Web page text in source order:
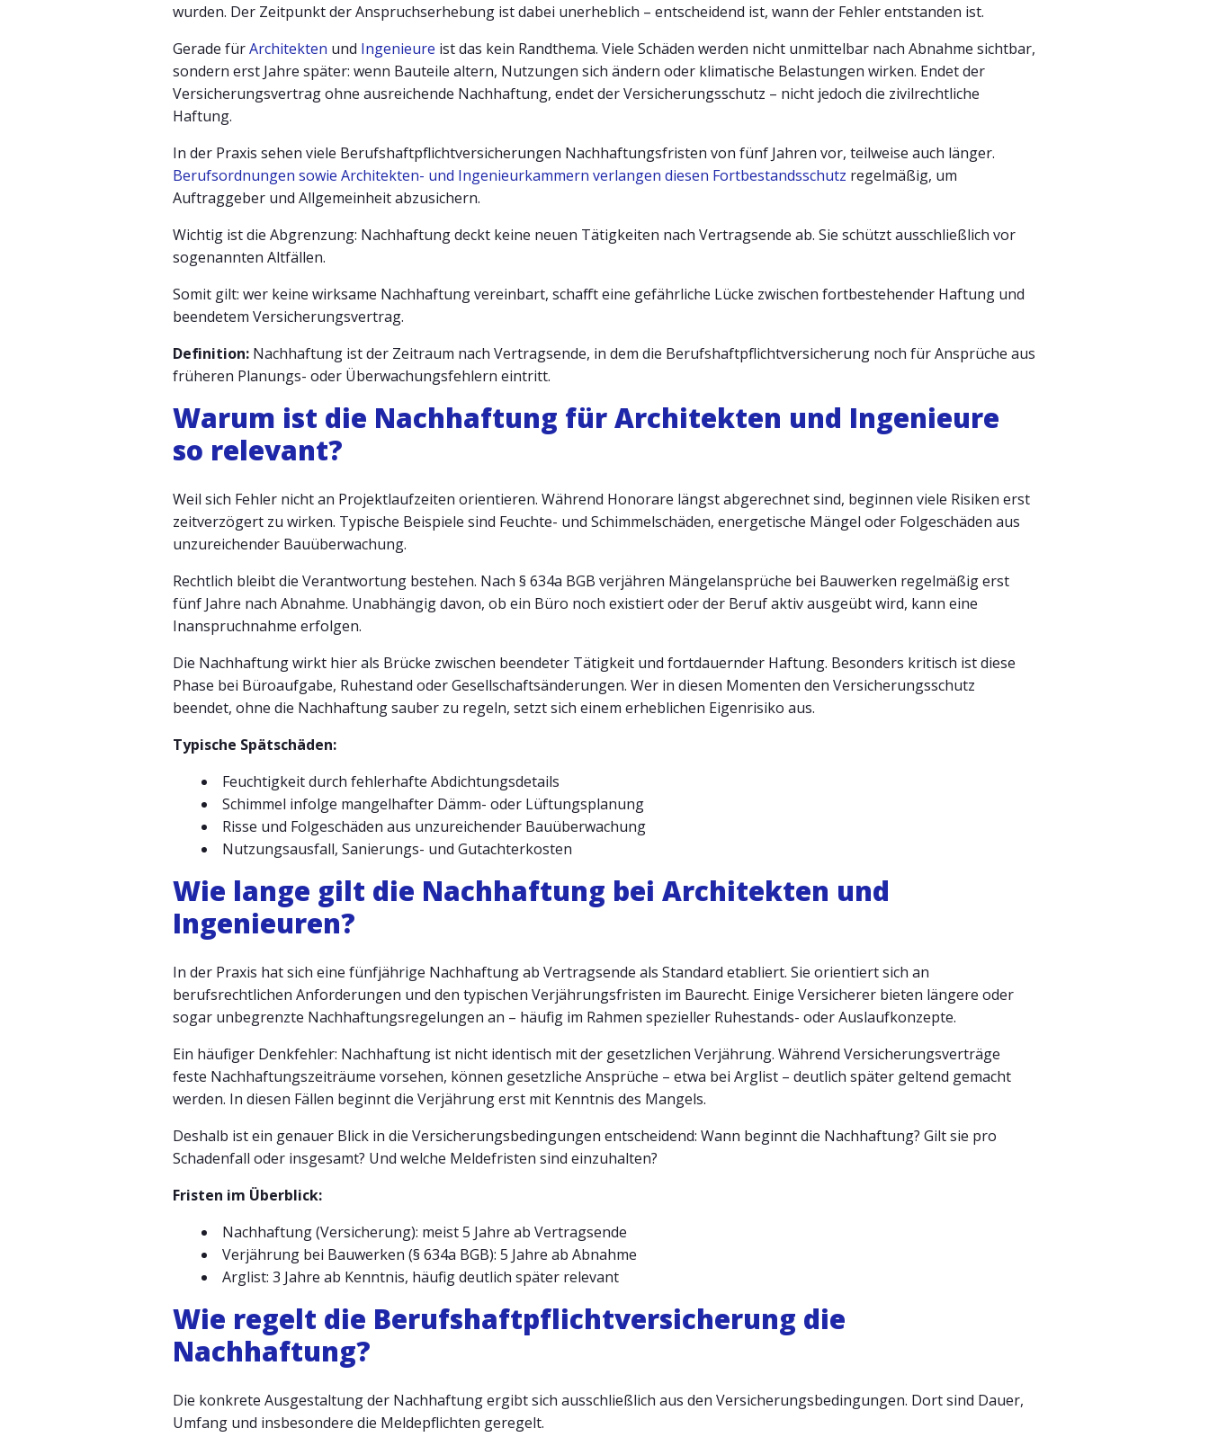
wurden. Der Zeitpunkt der Anspruchserhebung ist dabei unerheblich – entscheidend ist, wann der Fehler entstanden ist.
Gerade fürArchitekten und Ingenieure ist das kein Randthema. Viele Schäden werden nicht unmittelbar nach Abnahme sichtbar,
sondern erst Jahre später: wenn Bauteile altern, Nutzungen sich ändern oder klimatische Belastungen wirken. Endet der
Versicherungsvertrag ohne ausreichende Nachhaftung, endet der Versicherungsschutz – nicht jedoch die zivilrechtliche
Haftung.
In der Praxis sehen viele Berufshaftpflichtversicherungen Nachhaftungsfristen von fünf Jahren vor, teilweise auch länger.
Berufsordnungen sowie Architekten- und Ingenieurkammern verlangen diesen Fortbestandsschutz regelmäßig, um
Auftraggeber und Allgemeinheit abzusichern.
Wichtig ist die Abgrenzung: Nachhaftung deckt keine neuen Tätigkeiten nach Vertragsende ab. Sie schützt ausschließlich vor
sogenannten Altfällen.
Somit gilt: wer keine wirksame Nachhaftung vereinbart, schafft eine gefährliche Lücke zwischen fortbestehender Haftung und
beendetem Versicherungsvertrag.
Definition: Nachhaftung ist der Zeitraum nach Vertragsende, in dem die Berufshaftpflichtversicherung noch für Ansprüche aus
früheren Planungs- oder Überwachungsfehlern eintritt.
Warum ist die Nachhaftung für Architekten und Ingenieure
so relevant?
Weil sich Fehler nicht an Projektlaufzeiten orientieren. Während Honorare längst abgerechnet sind, beginnen viele Risiken erst
zeitverzögert zu wirken. Typische Beispiele sind Feuchte- und Schimmelschäden, energetische Mängel oder Folgeschäden aus
unzureichender Bauüberwachung.
Rechtlich bleibt die Verantwortung bestehen. Nach § 634a BGB verjähren Mängelansprüche bei Bauwerken regelmäßig erst
fünf Jahre nach Abnahme. Unabhängig davon, ob ein Büro noch existiert oder der Beruf aktiv ausgeübt wird, kann eine
Inanspruchnahme erfolgen.
Die Nachhaftung wirkt hier als Brücke zwischen beendeter Tätigkeit und fortdauernder Haftung. Besonders kritisch ist diese
Phase bei Büroaufgabe, Ruhestand oder Gesellschaftsänderungen. Wer in diesen Momenten den Versicherungsschutz
beendet, ohne die Nachhaftung sauber zu regeln, setzt sich einem erheblichen Eigenrisiko aus.
Typische Spätschäden:
Feuchtigkeit durch fehlerhafte Abdichtungsdetails
Schimmel infolge mangelhafter Dämm- oder Lüftungsplanung
Risse und Folgeschäden aus unzureichender Bauüberwachung
Nutzungsausfall, Sanierungs- und Gutachterkosten
Wie lange gilt die Nachhaftung bei Architekten und
Ingenieuren?
In der Praxis hat sich eine fünfjährige Nachhaftung ab Vertragsende als Standard etabliert. Sie orientiert sich an
berufsrechtlichen Anforderungen und den typischen Verjährungsfristen im Baurecht. Einige Versicherer bieten längere oder
sogar unbegrenzte Nachhaftungsregelungen an – häufig im Rahmen spezieller Ruhestands- oder Auslaufkonzepte.
Ein häufiger Denkfehler: Nachhaftung ist nicht identisch mit der gesetzlichen Verjährung. Während Versicherungsverträge
feste Nachhaftungszeiträume vorsehen, können gesetzliche Ansprüche – etwa bei Arglist – deutlich später geltend gemacht
werden. In diesen Fällen beginnt die Verjährung erst mit Kenntnis des Mangels.
Deshalb ist ein genauer Blick in die Versicherungsbedingungen entscheidend: Wann beginnt die Nachhaftung? Gilt sie pro
Schadenfall oder insgesamt? Und welche Meldefristen sind einzuhalten?
Fristen im Überblick:
Nachhaftung (Versicherung): meist 5 Jahre ab Vertragsende
Verjährung bei Bauwerken (§ 634a BGB): 5 Jahre ab Abnahme
Arglist: 3 Jahre ab Kenntnis, häufig deutlich später relevant
Wie regelt die Berufshaftpflichtversicherung die
Nachhaftung?
Die konkrete Ausgestaltung der Nachhaftung ergibt sich ausschließlich aus den Versicherungsbedingungen. Dort sind Dauer,
Umfang und insbesondere die Meldepflichten geregelt.